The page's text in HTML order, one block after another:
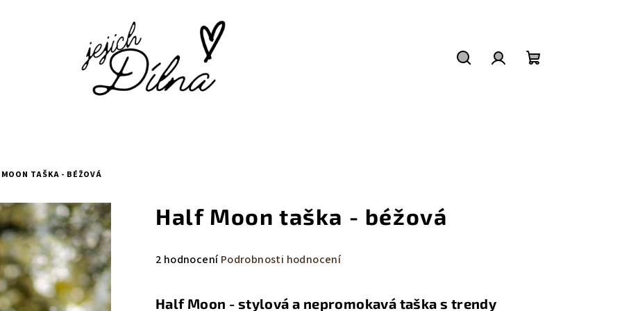
MOON TAŠKA - BÉŽOVÁ
Half Moon taška - béžová
Průměrné
2 hodnocení Podrobnosti hodnocení
Half Moon - stylová a nepromokavá taška s trendy